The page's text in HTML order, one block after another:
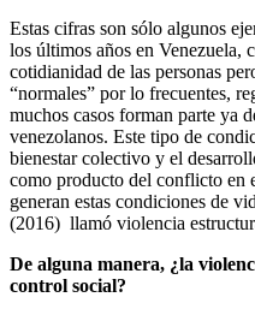
Estas cifras son sólo algunos
los últimos años en Venezuela,
cotidianidad de las personas
“normales” por lo frecuentes,
muchos casos forman parte ya
venezolanos. Este tipo de
bienestar colectivo y el
como producto del conflicto en
generan estas condiciones de
(2016) llamó violencia
De alguna manera, ¿la
control social?